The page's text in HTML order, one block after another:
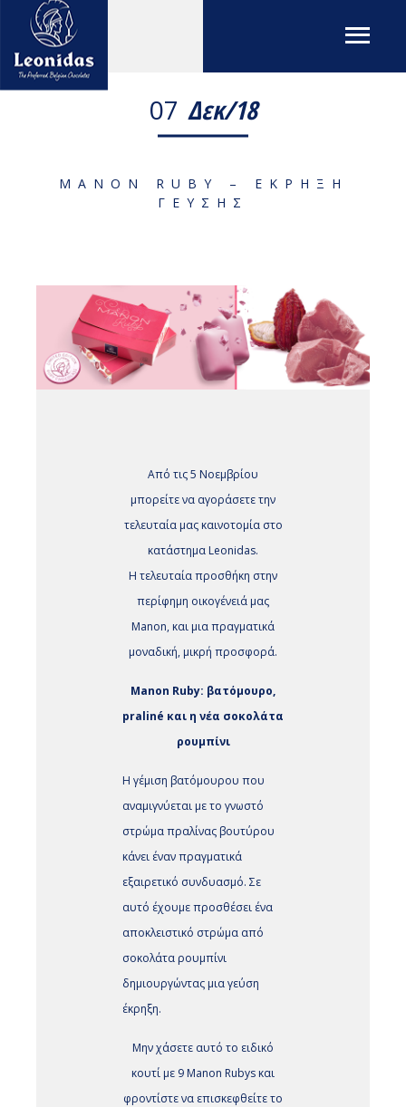
07 Δεκ/18
MANON RUBY – ΈΚΡΗΞΗ
ΓΕΎΣΗΣ
Από τις 5 Νοεμβρίου
μπορείτε να αγοράσετε την
τελευταία μας καινοτομία στο
κατάστημα Leonidas.
Η τελευταία προσθήκη στην
περίφημη οικογένειά μας
Manon, και μια πραγματικά
μοναδική, μικρή προσφορά.
Manon Ruby: βατόμουρο,
praliné και η νέα σοκολάτα
ρουμπίνι
Η γέμιση βατόμουρου που
αναμιγνύεται με το γνωστό
στρώμα πραλίνας βουτύρου
κάνει έναν πραγματικά
εξαιρετικό συνδυασμό. Σε
αυτό έχουμε προσθέσει ένα
αποκλειστικό στρώμα από
σοκολάτα ρουμπίνι
δημιουργώντας μια γεύση
έκρηξη.
Μην χάσετε αυτό το ειδικό
κουτί με 9 Manon Rubys και
φροντίστε να επισκεφθείτε το